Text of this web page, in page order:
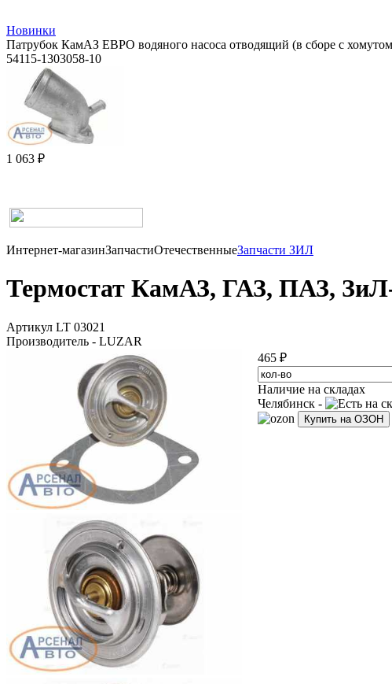
Новинки
Патрубок КамАЗ ЕВРО водяного насоса отводящий (в сборе с
54115-1303058-10
1 063 ₽
Интернет-магазинЗапчастиОтечественныеЗапчасти ЗИЛ
Термостат КамАЗ, ГАЗ, ПАЗ,
Артикул LT 03021
Производитель - LUZAR
465 ₽
Наличие на складах
Челябинск -
Купить на ОЗОН